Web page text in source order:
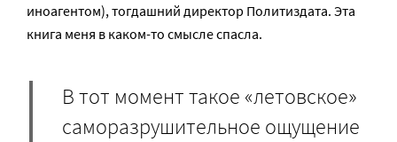
иноагентом), тогдашний директор Политиздата. Эта
книга меня в каком-то смысле спасла.
В тот момент такое «летовское»
саморазрушительное ощущение